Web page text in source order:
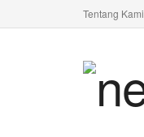
Tentang Kami